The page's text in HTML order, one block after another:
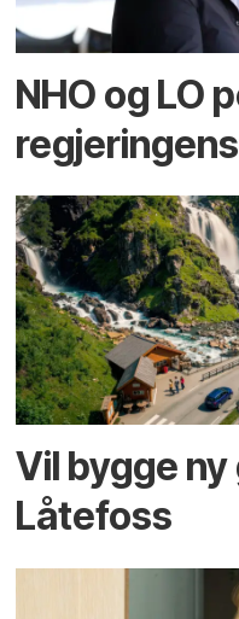
NHO og LO
Vil bygge
Låtefoss